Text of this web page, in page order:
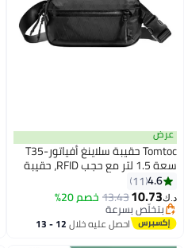
3
عرض
Tomtoc حقيبة سلاينغ أفياتور-T35
سعة 1.5 لتر مع حجب RFID، حقيبة
صدر كتف عابرة للرجال والنساء،
حقيبة خفيفة مقاومة للماء
للاستخدام اليومي والسفر
4.6
11
د.ك‏10.73
13.43خصم 20%
بتخلّص بسرعة
بتخلّص بسرعةاحصل عليه خلال 12 - 13